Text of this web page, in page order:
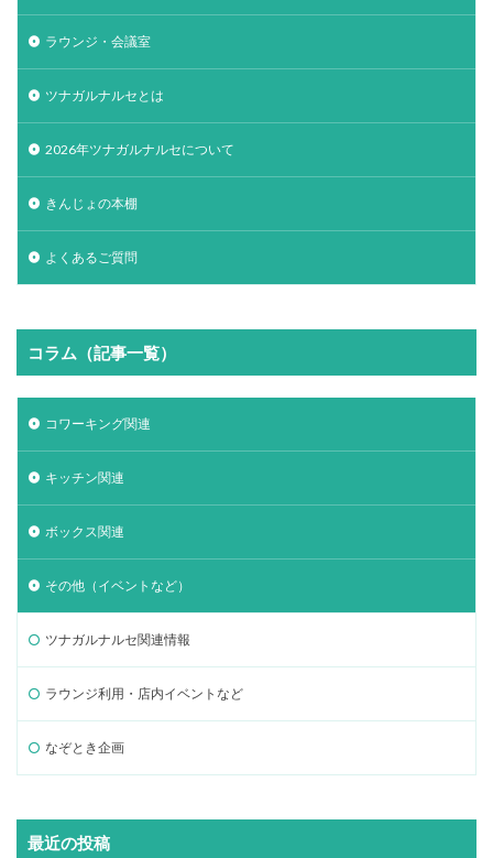
ラウンジ・会議室
ツナガルナルセとは
2026年ツナガルナルセについて
きんじょの本棚
よくあるご質問
コラム（記事一覧）
コワーキング関連
キッチン関連
ボックス関連
その他（イベントなど）
ツナガルナルセ関連情報
ラウンジ利用・店内イベントなど
なぞとき企画
最近の投稿